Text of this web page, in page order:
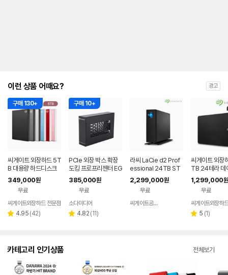
이런 상품 어때요? 광고
구매 130+
씨게이트 외장하드 5T
B 대용량 하드디스크
5테라 One Touch H
DD / USB3.1 / 고속
데이터백업
349,000원
무료
씨게이트외장하드 전문점
별 4.95 리
(42)
구매 10+
PCIe 외장 박스 확장
도킹 프로프리젠터 EG
PU 맥 교회 자막기 프
프독 PP-DOCK
385,000원
무료
페이
소다미디어
별 4.82 리
(11)
라씨 LaCie d2 Prof
essional 24TB ST
HA24000800
2,299,000원
무료
씨게이트공식총판
씨게이트 외장
TB 24테라 데
구 USB 영상
대용량 외장하
발송
1,299,000원
무료
씨게이트외장하
별 5 리
(1)
카테고리 인기상품 전체보기